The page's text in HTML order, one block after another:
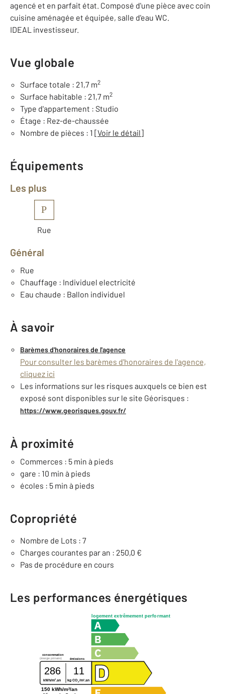
agencé et en parfait état. Composé d'une pièce avec coin
cuisine aménagée et équipée, salle d'eau WC.
IDEAL investisseur.
Vue globale
Surface totale : 21,7 m2
Surface habitable : 21,7 m2
Type d'appartement : Studio
Étage : Rez-de-chaussée
Nombre de pièces : 1 [Voir le détail]
Équipements
Les plus
P
Rue
Général
Rue
Chauffage : Individuel electricité
Eau chaude : Ballon individuel
À savoir
Barèmes d'honoraires de l'agence
Pour consulter les barèmes d'honoraires de l'agence,
cliquez ici
Les informations sur les risques auxquels ce bien est
exposé sont disponibles sur le site Géorisques :
https://www.georisques.gouv.fr/
À proximité
Commerces : 5 min à pieds
gare : 10 min à pieds
écoles : 5 min à pieds
Copropriété
Nombre de Lots : 7
Charges courantes par an : 250,0 €
Pas de procédure en cours
Les performances énergétiques
logement extrêmement performant
consommation
émissions
(énergie primaire)
286 11
kWh/m2.an kg CO2 /m2 .an
150 kWh/m²/an